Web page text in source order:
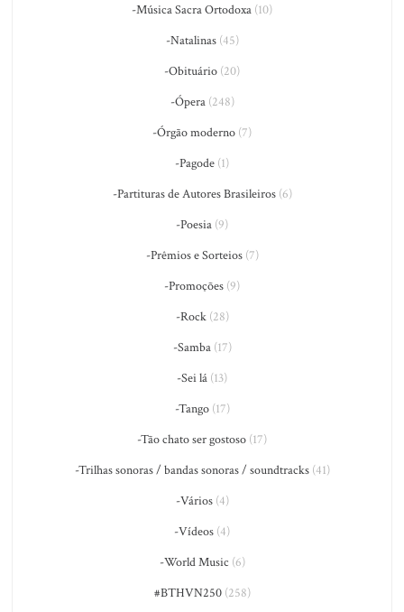
-Música Sacra Ortodoxa (10)
-Natalinas(45)
-Obituário (20)
-Ópera(248)
-Órgão moderno (7)
-Pagode (1)
-Partituras de Autores Brasileiros(6)
-Poesia (9)
-Prêmios e Sorteios(7)
-Promoções (9)
-Rock(28)
-Samba(17)
-Sei lá (13)
-Tango(17)
-Tão chato ser gostoso (17)
-Trilhas sonoras / bandas sonoras / soundtracks(41)
-Vários(4)
-Vídeos (4)
-World Music (6)
#BTHVN250(258)